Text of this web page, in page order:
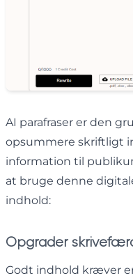
AI parafraser er den
opsummere skriftligt
information til
at bruge denne
indhold:
Opgrader
Godt indhold kræver